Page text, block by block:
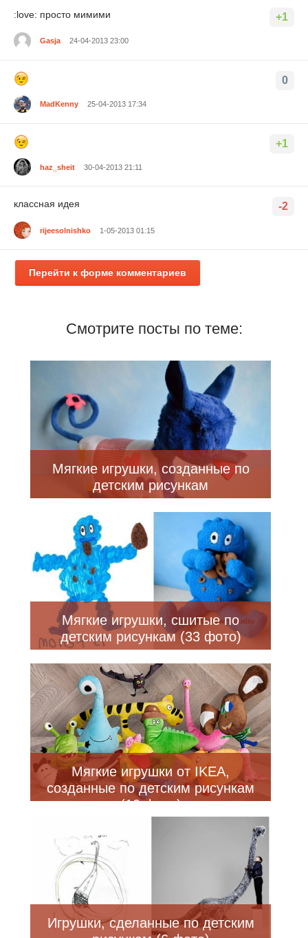
+1
:love: просто мимими
Gasja 24-04-2013 23:00
0
MadKenny 25-04-2013 17:34
+1
haz_sheit 30-04-2013 21:11
-2
классная идея
rijeesolnishko 1-05-2013 01:15
Перейти к форме комментариев
Смотрите посты по теме:
Мягкие игрушки, созданные по
детским рисункам
Мягкие игрушки, сшитые по
детским рисункам (33 фото)
Мягкие игрушки от IKEA,
созданные по детским рисункам
(10 фото)
Игрушки, сделанные по детским